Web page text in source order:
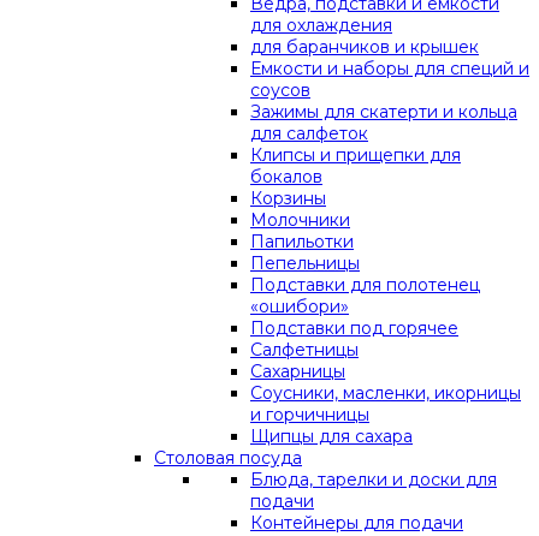
для охлаждения
для баранчиков и крышек
Емкости и наборы для специй и
соусов
Зажимы для скатерти и кольца
для салфеток
Клипсы и прищепки для
бокалов
Корзины
Молочники
Папильотки
Пепельницы
Подставки для полотенец
«ошибори»
Подставки под горячее
Салфетницы
Сахарницы
Соусники, масленки, икорницы
и горчичницы
Щипцы для сахара
Столовая посуда
Блюда, тарелки и доски для
подачи
Контейнеры для подачи